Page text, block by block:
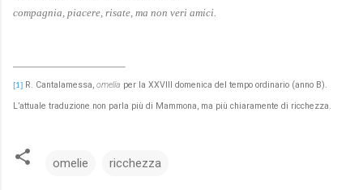
compagnia, piacere, risate, ma non veri amici.
[1] R. Cantalamessa, omelia per la XXVIII domenica del tempo ordinario (anno B).
L’attuale traduzione non parla più di Mammona, ma più chiaramente di ricchezza.
omelie ricchezza